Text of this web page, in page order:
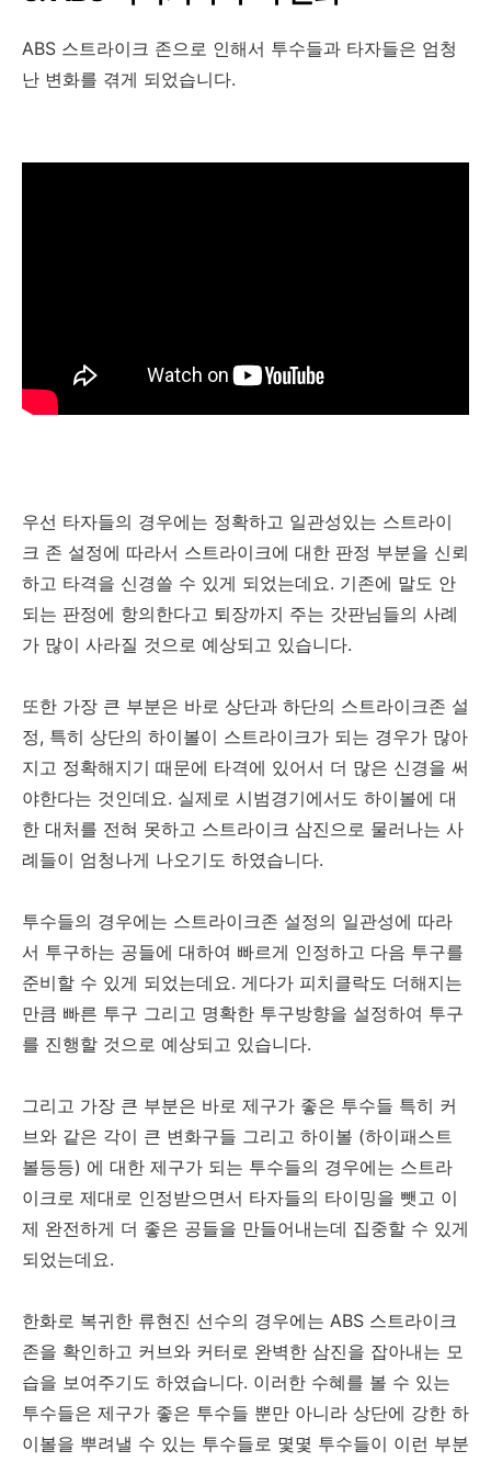
ABS 스트라이크 존으로 인해서 투수들과 타자들은 엄청
난 변화를 겪게 되었습니다.
우선 타자들의 경우에는 정확하고 일관성있는 스트라이
크 존 설정에 따라서 스트라이크에 대한 판정 부분을 신뢰
하고 타격을 신경쓸 수 있게 되었는데요. 기존에 말도 안
되는 판정에 항의한다고 퇴장까지 주는 갓판님들의 사례
가 많이 사라질 것으로 예상되고 있습니다.
또한 가장 큰 부분은 바로 상단과 하단의 스트라이크존 설
정, 특히 상단의 하이볼이 스트라이크가 되는 경우가 많아
지고 정확해지기 때문에 타격에 있어서 더 많은 신경을 써
야한다는 것인데요. 실제로 시범경기에서도 하이볼에 대
한 대처를 전혀 못하고 스트라이크 삼진으로 물러나는 사
례들이 엄청나게 나오기도 하였습니다.
투수들의 경우에는 스트라이크존 설정의 일관성에 따라
서 투구하는 공들에 대하여 빠르게 인정하고 다음 투구를
준비할 수 있게 되었는데요. 게다가 피치클락도 더해지는
만큼 빠른 투구 그리고 명확한 투구방향을 설정하여 투구
를 진행할 것으로 예상되고 있습니다.
그리고 가장 큰 부분은 바로 제구가 좋은 투수들 특히 커
브와 같은 각이 큰 변화구들 그리고 하이볼 (하이패스트
볼등등) 에 대한 제구가 되는 투수들의 경우에는 스트라
이크로 제대로 인정받으면서 타자들의 타이밍을 뺏고 이
제 완전하게 더 좋은 공들을 만들어내는데 집중할 수 있게
되었는데요.
한화로 복귀한 류현진 선수의 경우에는 ABS 스트라이크
존을 확인하고 커브와 커터로 완벽한 삼진을 잡아내는 모
습을 보여주기도 하였습니다. 이러한 수혜를 볼 수 있는
투수들은 제구가 좋은 투수들 뿐만 아니라 상단에 강한 하
이볼을 뿌려낼 수 있는 투수들로 몇몇 투수들이 이런 부분